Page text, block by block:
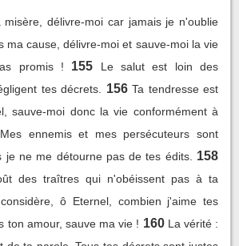
misère, délivre-moi car jamais je n'oublie
ma cause, délivre-moi et sauve-moi la vie
promis !
155
Le salut est loin des
tes décrets.
156 Ta tendresse est
sauve-moi donc la vie conformément à
Mes ennemis et mes persécuteurs sont
je ne me détourne pas de tes édits.
158
des traîtres qui n'obéissent pas à ta
ô Eternel, combien j'aime tes
ton amour, sauve ma vie ! 160 La vérité :